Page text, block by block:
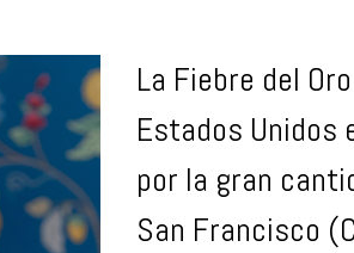
La Fiebre del
Estados
por la gran
San Francisco